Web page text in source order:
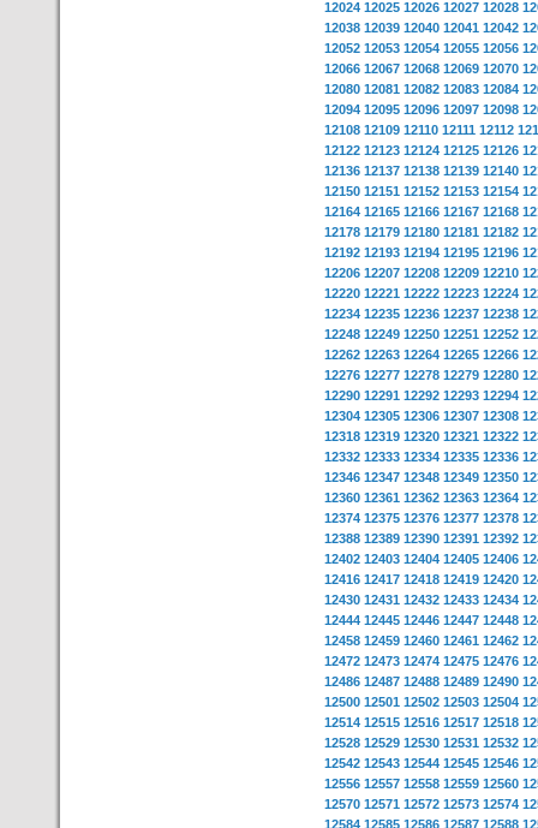
12024 12025 12026 12027 12028
12038 12039 12040 12041 12042
12052 12053 12054 12055 12056
12066 12067 12068 12069 12070
12080 12081 12082 12083 12084
12094 12095 12096 12097 12098
12108 12109 12110 12111 12112
12122 12123 12124 12125 12126
12136 12137 12138 12139 12140
12150 12151 12152 12153 12154
12164 12165 12166 12167 12168
12178 12179 12180 12181 12182
12192 12193 12194 12195 12196
12206 12207 12208 12209 12210
12220 12221 12222 12223 12224
12234 12235 12236 12237 12238
12248 12249 12250 12251 12252
12262 12263 12264 12265 12266
12276 12277 12278 12279 12280
12290 12291 12292 12293 12294
12304 12305 12306 12307 12308
12318 12319 12320 12321 12322
12332 12333 12334 12335 12336
12346 12347 12348 12349 12350
12360 12361 12362 12363 12364
12374 12375 12376 12377 12378
12388 12389 12390 12391 12392
12402 12403 12404 12405 12406
12416 12417 12418 12419 12420
12430 12431 12432 12433 12434
12444 12445 12446 12447 12448
12458 12459 12460 12461 12462
12472 12473 12474 12475 12476
12486 12487 12488 12489 12490
12500 12501 12502 12503 12504
12514 12515 12516 12517 12518
12528 12529 12530 12531 12532
12542 12543 12544 12545 12546
12556 12557 12558 12559 12560
12570 12571 12572 12573 12574
12584 12585 12586 12587 12588